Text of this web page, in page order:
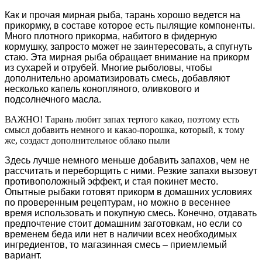
Как и прочая мирная рыба, тарань хорошо ведется на
прикормку, в составе которое есть пылящие компоненты.
Много плотного прикорма, набитого в фидерную
кормушку, запросто может не заинтересовать, а спугнуть
стаю. Эта мирная рыба обращает внимание на прикорм
из сухарей и отрубей. Многие рыболовы, чтобы
дополнительно ароматизировать смесь, добавляют
несколько капель конопляного, оливкового и
подсолнечного масла.
ВАЖНО! Тарань любит запах тертого какао, поэтому есть
смысл добавить немного и какао-порошка, который, к тому
же, создаст дополнительное облако пыли
Здесь лучше немного меньше добавить запахов, чем не
рассчитать и переборщить с ними. Резкие запахи вызовут
противоположный эффект, и стая покинет место.
Опытные рыбаки готовят прикорм в домашних условиях
по проверенным рецептурам, но можно в весеннее
время использовать и покупную смесь. Конечно, отдавать
предпочтение стоит домашним заготовкам, но если со
временем беда или нет в наличии всех необходимых
ингредиентов, то магазинная смесь – приемлемый
вариант.